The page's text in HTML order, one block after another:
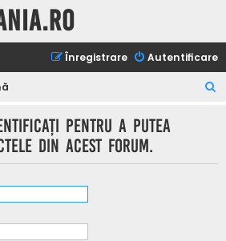
Autentificare
Înregistrare
pentru a putea
din acest forum.